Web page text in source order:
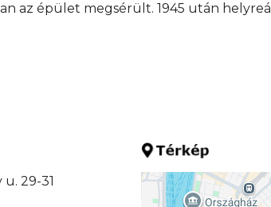
az épület megsérült. 1945 után
29-31